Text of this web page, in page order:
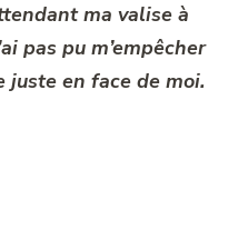
ma valise à
pas pu m’empêcher
juste en face de moi.